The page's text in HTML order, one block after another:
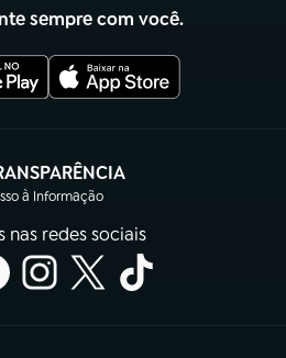
sempre com você.
à Informação
(abre em nova aba)
nas redes sociais